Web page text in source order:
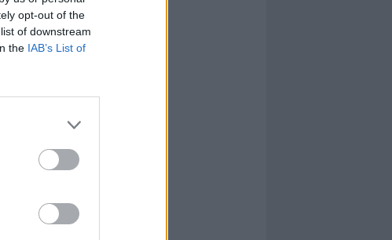
opt-out of the
of downstream
the IAB’s List of